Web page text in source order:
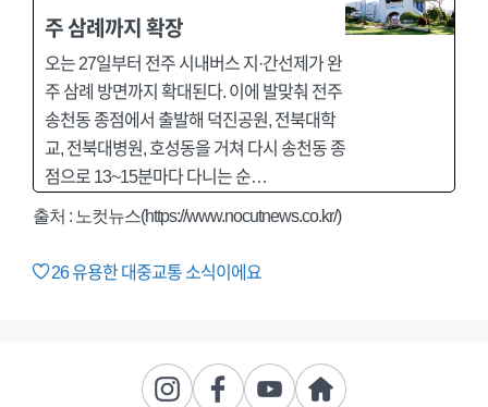
주 삼례까지 확장
오는 27일부터 전주 시내버스 지·간선제가 완
주 삼례 방면까지 확대된다. 이에 발맞춰 전주
송천동 종점에서 출발해 덕진공원, 전북대학
교, 전북대병원, 호성동을 거쳐 다시 송천동 종
점으로 13~15분마다 다니는 순…
출처 : 노컷뉴스(https://www.nocutnews.co.kr/)
26유용한 대중교통 소식이에요